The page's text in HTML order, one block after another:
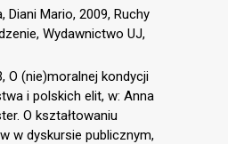
Diani Mario, 2009, Ruchy
Wydawnictwo UJ,
O (nie)moralnej kondycji
i polskich elit, w: Anna
O kształtowaniu
w dyskursie publicznym,